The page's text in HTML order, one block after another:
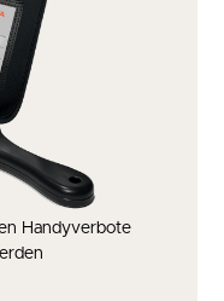
Handyverbote